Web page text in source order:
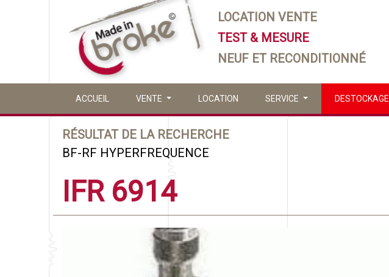
LOCATION VENTE
TEST & MESURE
NEUF ET RECONDITIONNÉ
ACCUEIL VENTE LOCATION SERVICE DESTOCKAGE
RÉSULTAT DE LA RECHERCHE
BF-RF HYPERFREQUENCE
IFR 6914